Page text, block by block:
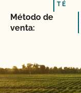
TÉ
Método de
venta: